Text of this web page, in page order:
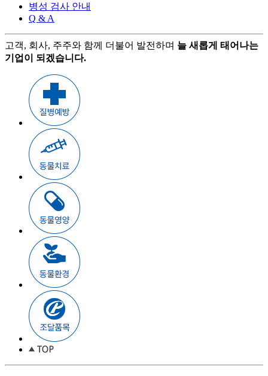
병성 검사 안내
Q & A
고객, 회사, 주주와 함께 더불어 발전하며 늘 새롭게 태어나는
기업이 되겠습니다.